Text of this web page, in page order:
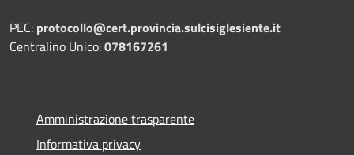
PEC: protocollo@cert.provincia.sulcisiglesiente.it
Centralino Unico:078167261
Amministrazione trasparente
Informativa privacy